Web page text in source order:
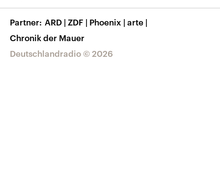
Barrierefreiheit
Deutschlandradio © 2026
Partner ARD | ZDF | Phoenix | arte |
Chronik der Mauer